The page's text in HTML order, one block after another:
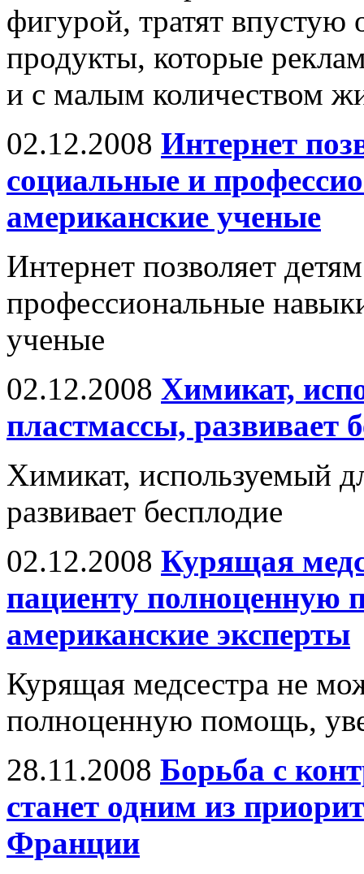
фигурой, тратят
продукты, которые
и с малым количеством
02.12.2008 Интернет
социальные и
американские ученые
Интернет позволяет
профессиональные
ученые
02.12.2008 Химикат,
пластмассы, развивает
Химикат, используемый
развивает бесплодие
02.12.2008 Курящая
пациенту полноценную
американские эксперты
Курящая медсестра не
полноценную помощь,
28.11.2008 Борьба с
станет одним из
Франции